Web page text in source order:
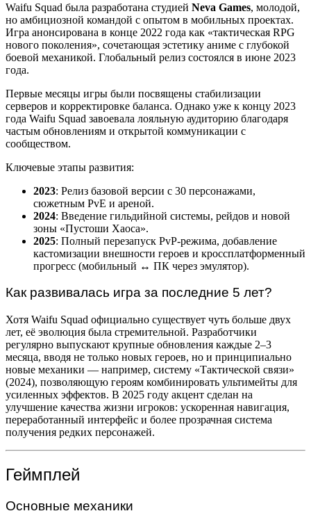
Waifu Squad была разработана студией Neva Games, молодой,
но амбициозной командой с опытом в мобильных проектах.
Игра анонсирована в конце 2022 года как «тактическая RPG
нового поколения», сочетающая эстетику аниме с глубокой
боевой механикой. Глобальный релиз состоялся в июне 2023
года.
Первые месяцы игры были посвящены стабилизации
серверов и корректировке баланса. Однако уже к концу 2023
года Waifu Squad завоевала лояльную аудиторию благодаря
частым обновлениям и открытой коммуникации с
сообществом.
Ключевые этапы развития:
2023: Релиз базовой версии с 30 персонажами,
сюжетным PvE и ареной.
2024: Введение гильдийной системы, рейдов и новой
зоны «Пустоши Хаоса».
2025: Полный перезапуск PvP-режима, добавление
кастомизации внешности героев и кроссплатформенный
прогресс (мобильный ↔ ПК через эмулятор).
Как развивалась игра за последние 5 лет?
Хотя Waifu Squad официально существует чуть больше двух
лет, её эволюция была стремительной. Разработчики
регулярно выпускают крупные обновления каждые 2–3
месяца, вводя не только новых героев, но и принципиально
новые механики — например, систему «Тактической связи»
(2024), позволяющую героям комбинировать ультимейты для
усиленных эффектов. В 2025 году акцент сделан на
улучшение качества жизни игроков: ускоренная навигация,
переработанный интерфейс и более прозрачная система
получения редких персонажей.
Геймплей
Основные механики